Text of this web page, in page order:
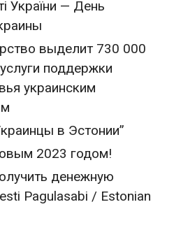
України — День
выделит 730 000
поддержки
украинским
в Эстонии”
2023 годом!
денежную
Pagulasabi / Estonian